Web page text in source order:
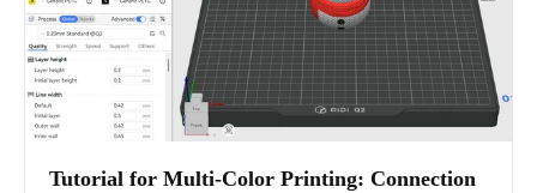
Tutorial for Multi-Color Printing: Connection